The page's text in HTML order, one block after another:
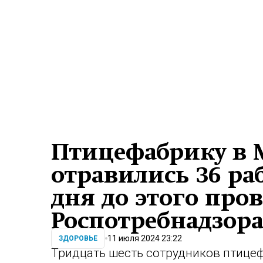
Птицефабрику в
отравились 36
дня до этого
Роспотребнадзора
ЗДОРОВЬЕ 11 июля 2024 23:22
Тридцать шесть сотрудников